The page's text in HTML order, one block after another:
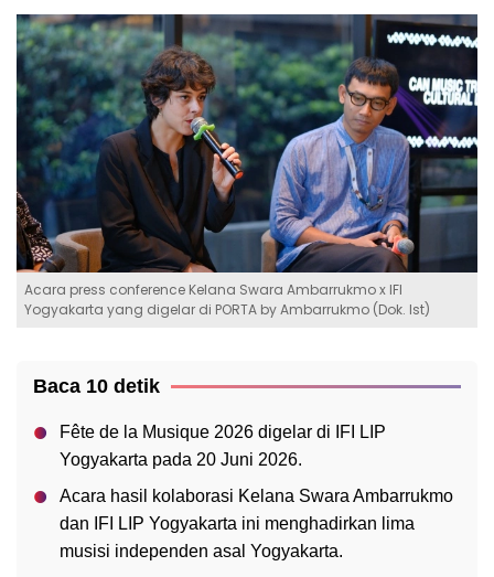
Acara press conference Kelana Swara Ambarrukmo x IFI
Yogyakarta yang digelar di PORTA by Ambarrukmo (Dok. Ist)
Baca 10 detik
Fête de la Musique 2026 digelar di IFI LIP
Yogyakarta pada 20 Juni 2026.
Acara hasil kolaborasi Kelana Swara Ambarrukmo
dan IFI LIP Yogyakarta ini menghadirkan lima
musisi independen asal Yogyakarta.